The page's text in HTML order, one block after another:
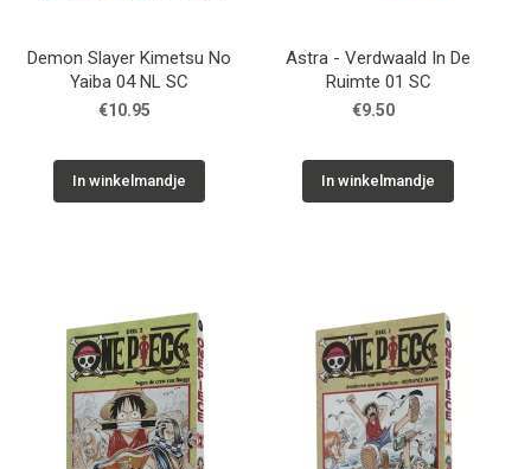
Demon Slayer Kimetsu No
Yaiba 04 NL SC
€10.95
In winkelmandje
Astra - Verdwaald In De
Ruimte 01 SC
€9.50
In winkelmandje